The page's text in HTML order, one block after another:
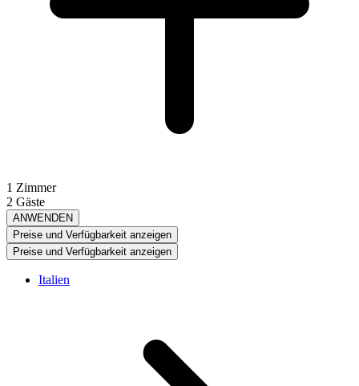
1 Zimmer
2 Gäste
ANWENDEN
Preise und Verfügbarkeit anzeigen
Preise und Verfügbarkeit anzeigen
Italien